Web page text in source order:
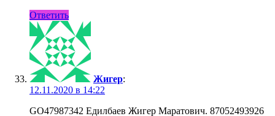
Ответить
Жигер:
12.11.2020 в 14:22
GO47987342 Едилбаев Жигер Маратович. 87052493926